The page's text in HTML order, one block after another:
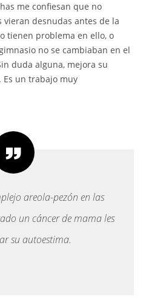
me confiesan que no
desnudas antes de la
tienen problema en ello, o
no se cambiaban en el
duda alguna, mejora su
un trabajo muy
areola-pezón en las
un cáncer de mama les
su autoestima.